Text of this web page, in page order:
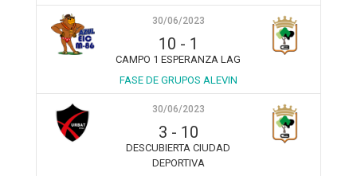
30/06/2023
10 - 1
CAMPO 1 ESPERANZA LAG
FASE DE GRUPOS ALEVIN
30/06/2023
3 - 10
DESCUBIERTA CIUDAD
DEPORTIVA